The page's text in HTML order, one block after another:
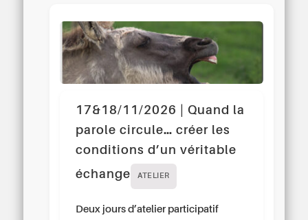
17&18/11/2026 | Quand la
parole circule… créer les
conditions d’un véritable
échange
ATELIER
Deux jours d’atelier participatif